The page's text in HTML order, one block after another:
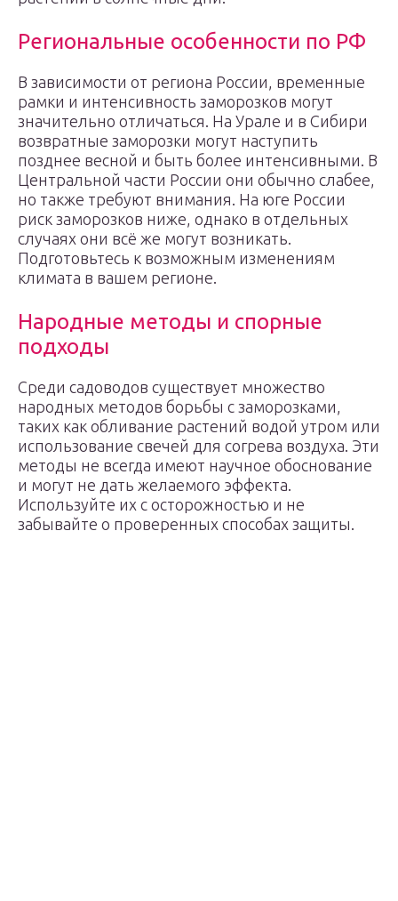
Региональные особенности по РФ
В зависимости от региона России, временные
рамки и интенсивность заморозков могут
значительно отличаться. На Урале и в Сибири
возвратные заморозки могут наступить
позднее весной и быть более интенсивными. В
Центральной части России они обычно слабее,
но также требуют внимания. На юге России
риск заморозков ниже, однако в отдельных
случаях они всё же могут возникать.
Подготовьтесь к возможным изменениям
климата в вашем регионе.
Народные методы и спорные
подходы
Среди садоводов существует множество
народных методов борьбы с заморозками,
таких как обливание растений водой утром или
использование свечей для согрева воздуха. Эти
методы не всегда имеют научное обоснование
и могут не дать желаемого эффекта.
Используйте их с осторожностью и не
забывайте о проверенных способах защиты.